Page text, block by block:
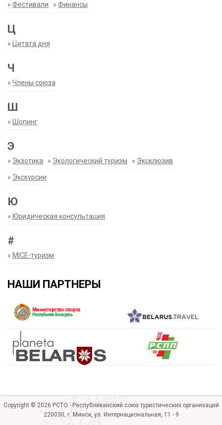
» Фестивали » Финансы
Ц
» Цитата дня
Ч
» Члены союза
Ш
» Шопинг
Э
» Экзотика » Экологический туризм » Эксклюзив
» Экскурсии
Ю
» Юридическая консультация
#
» MICE-туризм
НАШИ ПАРТНЕРЫ
Copyright © 2026 РСТО - Республиканский союз туристических организаций
220030, г. Минск, ул. Интернациональная, 11 - 9